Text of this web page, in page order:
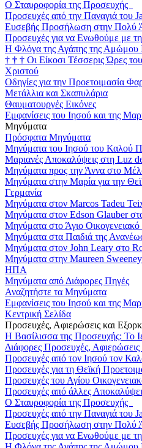
Ο Σταυροφορία της Προσευχής
Προσευχές από την Παναγιά του
Ευσεβής Προσήλωση στην Πολύ
Προσευχές για να Ενωθούμε με
Η Φλόγα της Αγάπης της Αμώμου
† † † Οι Είκοσι Τέσσερις Ώρες
Χριστού
Οδηγίες για την Προετοιμασία
Μετάλλια και Σκαπυλάρια
Θαυματουργές Εικόνες
Εμφανίσεις του Ιησού και της
Μηνύματα
Πρόσφατα Μηνύματα
Μηνύματα του Ιησού του Καλού
Μαριανές Αποκαλύψεις στη Luz
Μηνύματα προς την Άννα στο
Μηνύματα στην Μαρία για την
Γερμανία
Μηνύματα στον Marcos Tadeu
Μηνύματα στον Edson Glauber
Μηνύματα στο Άγιο
Μηνύματα στα Παιδιά της
Μηνύματα στον John Leary στο
Μηνύματα στην Maureen
ΗΠΑ
Μηνύματα από Διάφορες Πηγές
Αναζητήστε τα Μηνύματα
Εμφανίσεις του Ιησού και της
Κεντρική Σελίδα
Προσευχές, Αφιερώσεις και
Η Βασίλισσα της Προσευχής: Το
Διάφορες Προσευχές, Αφιερώσεις
Προσευχές από τον Ιησού τον
Προσευχές για τη Θεϊκή
Προσευχές του Αγίου
Προσευχές από άλλες
Ο Σταυροφορία της Προσευχής
Προσευχές από την Παναγιά του
Ευσεβής Προσήλωση στην Πολύ
Προσευχές για να Ενωθούμε με